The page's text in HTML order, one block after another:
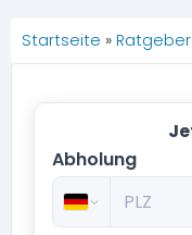
Startseite » Ratgeber